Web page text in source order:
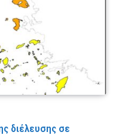
διέλευσης σε